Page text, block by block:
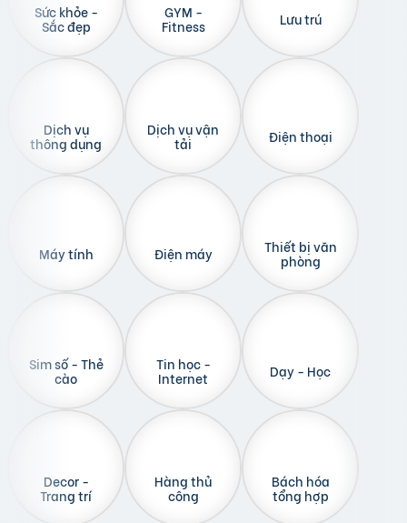
Sức khỏe -
Sắc đẹp
GYM -
Fitness Lưu trú
Dịch vụ
thông dụng
Dịch vụ vận
tải Điện thoại
Máy tính Điện máy Thiết bị văn
phòng
Sim số - Thẻ
cào
Tin học -
Internet Dạy - Học
Decor -
Trang trí
Hàng thủ
công
Bách hóa
tổng hợp